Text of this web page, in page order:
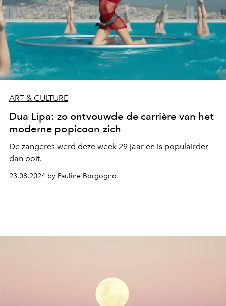
ART & CULTURE
Dua Lipa: zo ontvouwde de carrière van het
moderne popicoon zich
De zangeres werd deze week 29 jaar en is populairder
dan ooit.
23.08.2024 by Pauline Borgogno